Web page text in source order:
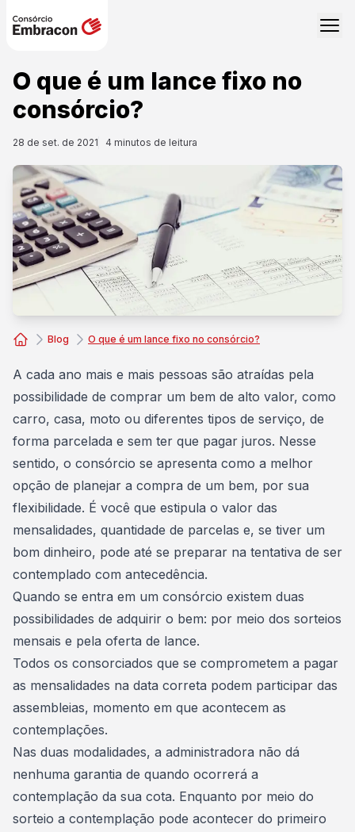
O que é um lance fixo no
consórcio?
28 de set. de 2021 4 minutos de leitura
Blog O que é um lance fixo no consórcio?
A cada ano mais e mais pessoas são atraídas pela
possibilidade de comprar um bem de alto valor, como
carro, casa, moto ou diferentes tipos de serviço, de
forma parcelada e sem ter que pagar juros. Nesse
sentido, o consórcio se apresenta como a melhor
opção de planejar a compra de um bem, por sua
flexibilidade. É você que estipula o valor das
mensalidades, quantidade de parcelas e, se tiver um
bom dinheiro, pode até se preparar na tentativa de ser
contemplado com antecedência.
Quando se entra em um consórcio existem duas
possibilidades de adquirir o bem: por meio dos sorteios
mensais e pela oferta de lance.
Todos os consorciados que se comprometem a pagar
as mensalidades na data correta podem participar das
assembleias, momento em que acontecem as
contemplações.
Nas duas modalidades, a administradora não dá
nenhuma garantia de quando ocorrerá a
contemplação da sua cota. Enquanto por meio do
sorteio a contemplação pode acontecer do primeiro